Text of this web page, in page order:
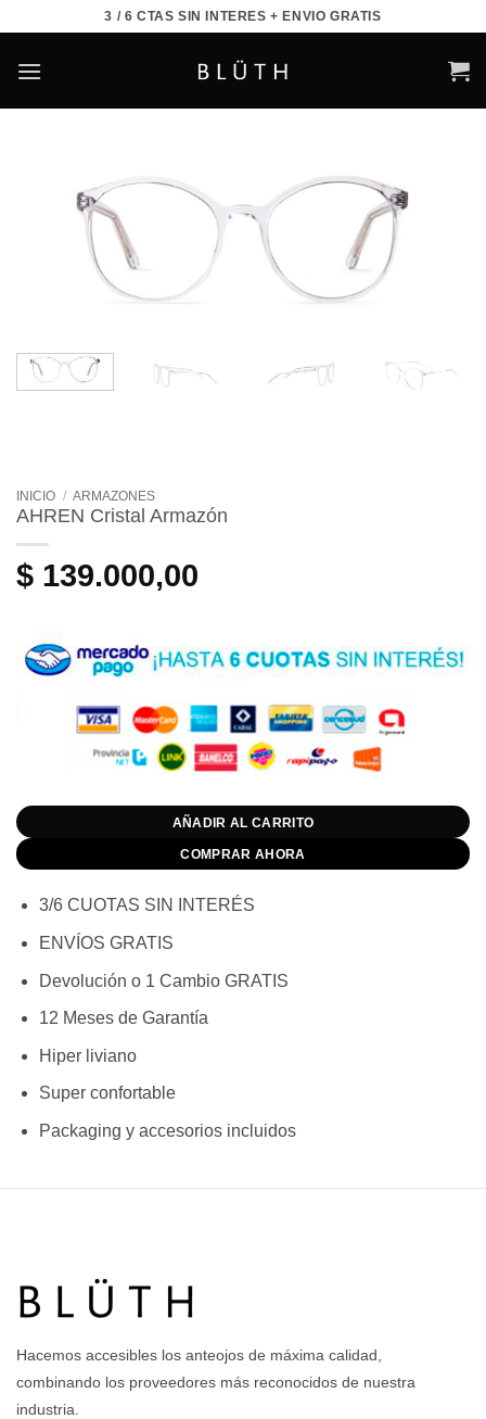
contenido
3 / 6 CTAS SIN INTERES + ENVIO GRATIS
INICIO / ARMAZONES
AHREN Cristal Armazón
$ 139.000,00
AÑADIR AL CARRITO
COMPRAR AHORA
3/6 CUOTAS SIN INTERÉS
ENVÍOS GRATIS
Devolución o 1 Cambio GRATIS
12 Meses de Garantía
Hiper liviano
Super confortable
Packaging y accesorios incluidos
Hacemos accesibles los anteojos de máxima calidad,
combinando los proveedores más reconocidos de nuestra
industria.